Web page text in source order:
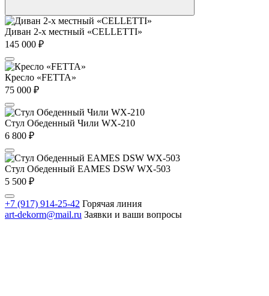
Диван 2-х местный «CELLETTI»
145 000 ₽
Кресло «FETTA»
75 000 ₽
Стул Обеденный Чили WX-210
6 800 ₽
Стул Обеденный EAMES DSW WX-503
5 500 ₽
+7 (917) 914-25-42 Горячая линия
art-dekorm@mail.ru Заявки и ваши вопросы